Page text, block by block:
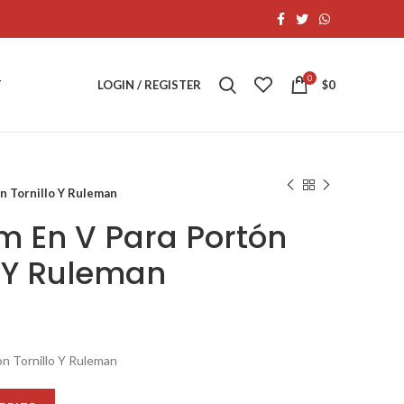
LOGIN / REGISTER 0 $0
Tornillo Y Ruleman
En V Para Portón
Ruleman
Tornillo Y Ruleman